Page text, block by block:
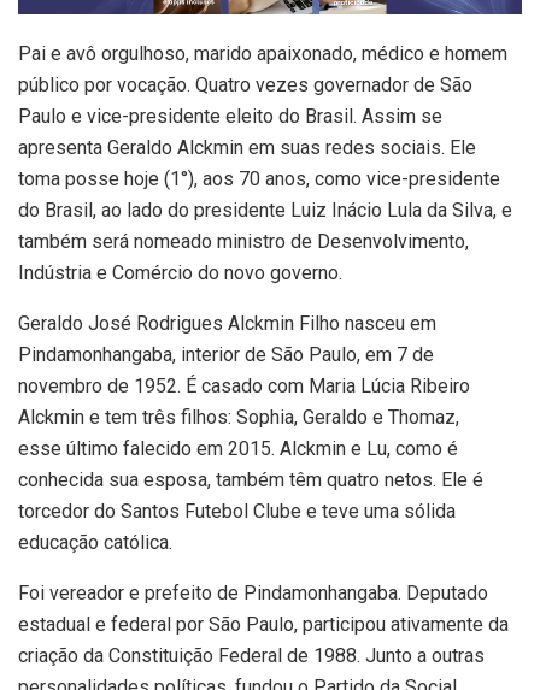
Pai e avô orgulhoso, marido apaixonado, médico e homem
público por vocação. Quatro vezes governador de São
Paulo e vice-presidente eleito do Brasil. Assim se
apresenta Geraldo Alckmin em suas redes sociais. Ele
toma posse hoje (1°), aos 70 anos, como vice-presidente
do Brasil, ao lado do presidente Luiz Inácio Lula da Silva, e
também será nomeado ministro de Desenvolvimento,
Indústria e Comércio do novo governo.
Geraldo José Rodrigues Alckmin Filho nasceu em
Pindamonhangaba, interior de São Paulo, em 7 de
novembro de 1952. É casado com Maria Lúcia Ribeiro
Alckmin e tem três filhos: Sophia, Geraldo e Thomaz,
esse último falecido em 2015. Alckmin e Lu, como é
conhecida sua esposa, também têm quatro netos. Ele é
torcedor do Santos Futebol Clube e teve uma sólida
educação católica.
Foi vereador e prefeito de Pindamonhangaba. Deputado
estadual e federal por São Paulo, participou ativamente da
criação da Constituição Federal de 1988. Junto a outras